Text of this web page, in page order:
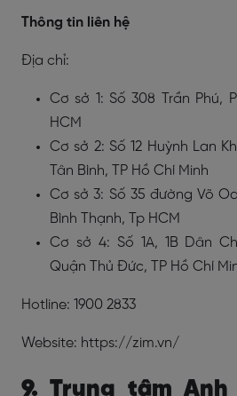
Thông tin liên hệ
Địa chỉ:
Cơ sở 1: Số 308 Trần Phú,
HCM
Cơ sở 2: Số 12 Huỳnh Lan
Tân Bình, TP Hồ Chí Minh
Cơ sở 3: Số 35 đường Võ
Bình Thạnh, Tp HCM
Cơ sở 4: Số 1A, 1B Dân
Quận Thủ Đức, TP Hồ Chí
Hotline: 1900 2833
Website: https://zim.vn/
9. Trung tâm